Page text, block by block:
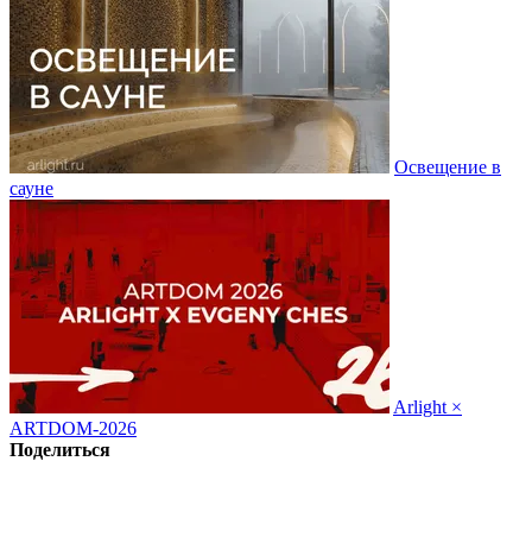
Освещение в
сауне
Arlight ×
ARTDOM-2026
Поделиться